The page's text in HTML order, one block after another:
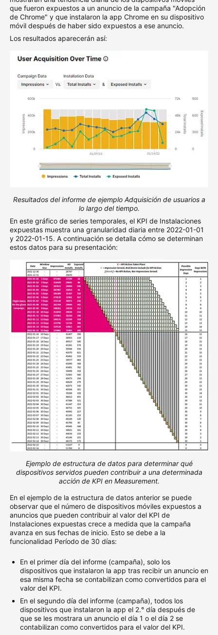
que fueron expuestos a un anuncio de la campaña "Adopción
de Chrome" y que instalaron la app Chrome en su dispositivo
móvil después de haber sido expuestos a ese anuncio.
Los resultados aparecerán así:
Resultados del informe de ejemplo Adquisición de usuarios a
lo largo del tiempo.
En este gráfico de series temporales, el KPI de Instalaciones
expuestas muestra una granularidad diaria entre 2022-01-01
y 2022-01-15. A continuación se detalla cómo se determinan
estos datos para su presentación:
Ejemplo de estructura de datos para determinar qué
dispositivos servidos pueden contribuir a una determinada
acción de KPI en Measurement.
En el ejemplo de la estructura de datos anterior se puede
observar que el número de dispositivos móviles expuestos a
anuncios que pueden contribuir al valor del KPI de
Instalaciones expuestas crece a medida que la campaña
avanza en sus fechas de inicio. Esto se debe a la
funcionalidad Período de 30 días:
En el primer día del informe (campaña), solo los
dispositivos que instalaron la app tras recibir un anuncio en
esa misma fecha se contabilizan como convertidos para el
valor del KPI.
En el segundo día del informe (campaña), todos los
dispositivos que instalaron la app el 2.° día después de
que se les mostrara un anuncio el día 1 o el día 2 se
contabilizan como convertidos para el valor del KPI.